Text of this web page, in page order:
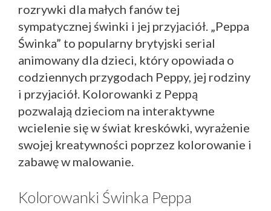
rozrywki dla małych fanów tej
sympatycznej świnki i jej przyjaciół. „Peppa
Świnka” to popularny brytyjski serial
animowany dla dzieci, który opowiada o
codziennych przygodach Peppy, jej rodziny
i przyjaciół. Kolorowanki z Peppą
pozwalają dzieciom na interaktywne
wcielenie się w świat kreskówki, wyrażenie
swojej kreatywności poprzez kolorowanie i
zabawę w malowanie.
Kolorowanki Świnka Peppa